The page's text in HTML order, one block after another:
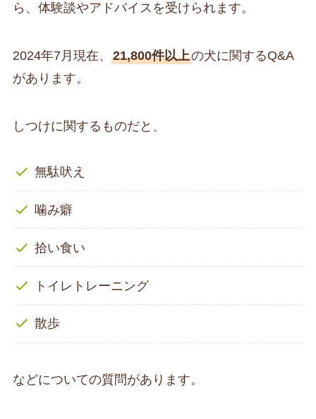
ら、体験談やアドバイスを受けられます。
2024年7月現在、 21,800件以上の犬に関するQ&A
があります。
しつけに関するものだと、
無駄吠え
噛み癖
拾い食い
トイレトレーニング
散歩
などについての質問があります。